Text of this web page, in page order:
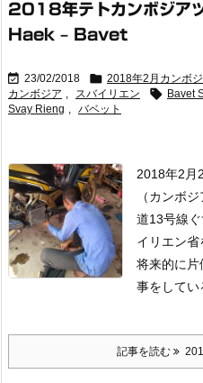
2018年テトカンボジア
Haek – Bavet
 23/02/2018  2018年2月カンボ
カンボジア , スバイリエン  Bavet
Svay Rieng , バベット
2018年2月
（カンボ
道13号線
イリエン省
将来的に片
事をしてい
記事を読む